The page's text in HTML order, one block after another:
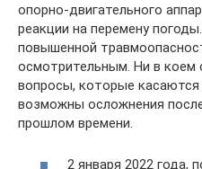
опорно-двигательного
реакции на перемену
повышенной
осмотрительным. Ни в коем
вопросы, которые
возможны осложнения
прошлом времени.
2 января 2022 года,